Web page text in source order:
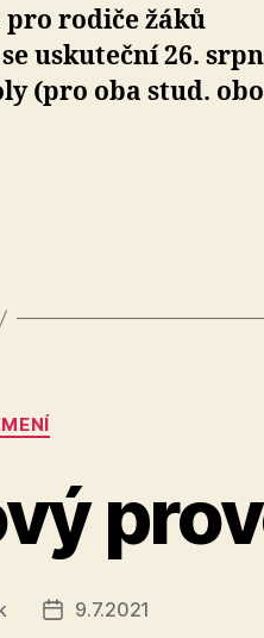
rodiče žáků
uskuteční 26.
(pro oba stud.
Datum
9.7.2021